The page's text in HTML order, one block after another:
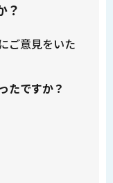
？
ご意見をいた
たですか？